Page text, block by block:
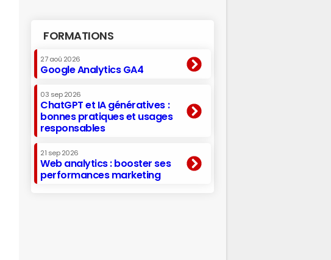
FORMATIONS
27 aoû 2026
Google Analytics GA4
03 sep 2026
ChatGPT et IA génératives :
bonnes pratiques et usages
responsables
21 sep 2026
Web analytics : booster ses
performances marketing